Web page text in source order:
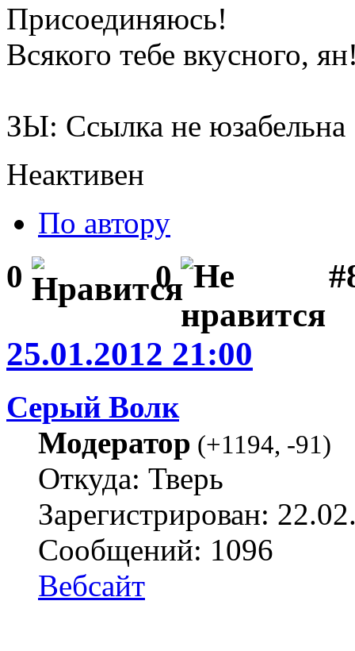
Присоединяюсь!
Всякого тебе вкусного,
ЗЫ: Ссылка не юзабельна
Неактивен
По автору
0 0
25.01.2012 21:00
Серый Волк
Модератор (+1194, -91)
Откуда: Тверь
Зарегистрирован:
Сообщений: 1096
Вебсайт